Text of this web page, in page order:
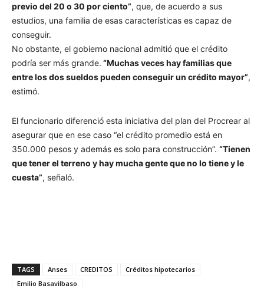
previo del 20 o 30 por ciento”, que, de acuerdo a sus
estudios, una familia de esas características es capaz de
conseguir.
No obstante, el gobierno nacional admitió que el crédito
podría ser más grande. “Muchas veces hay familias que
entre los dos sueldos pueden conseguir un crédito mayor”,
estimó.
El funcionario diferenció esta iniciativa del plan del Procrear al
asegurar que en ese caso “el crédito promedio está en
350.000 pesos y además es solo para construcción”. “Tienen
que tener el terreno y hay mucha gente que no lo tiene y le
cuesta”, señaló.
TAGS Anses CREDITOS
Créditos hipotecarios
Emilio Basavilbaso